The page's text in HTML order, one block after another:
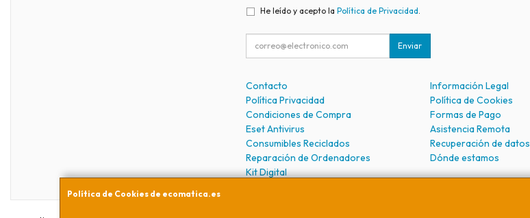
Política de Cookies de ecomatica.es
He leído y acepto la Política de Privacidad
Enviar
Contacto
Información Legal
Política Privacidad
Política de Cookies
Condiciones de Compra
Formas de Pago
Eset Antivirus
Asistencia Remota
Consumibles Reciclados
Recuperación de datos
Reparación de Ordenadores
Dónde estamos
Kit Digital